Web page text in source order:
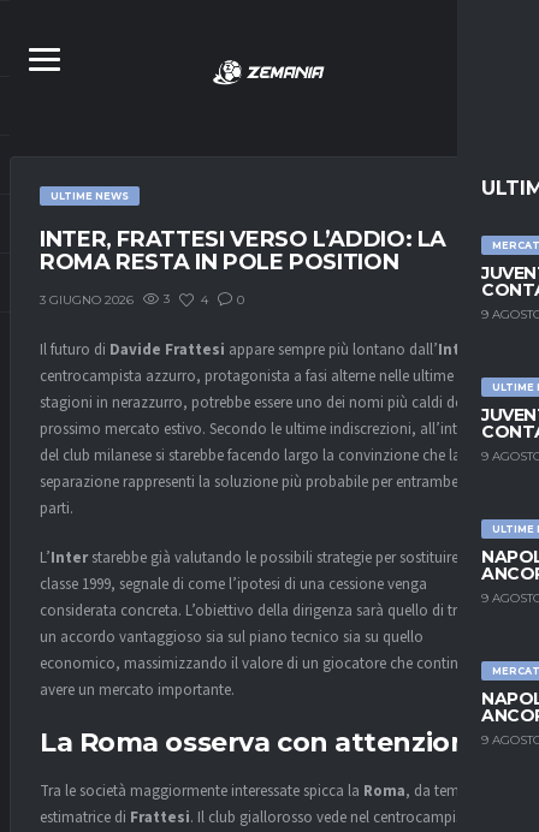
9
ULTIME
9
ULTIME
9
9
ULTIME NEWS
INTER, FRATTESI VERSO L’ADDIO: LA
ROMA RESTA IN POLE POSITION
3 GIUGNO 2026 3 4 0
Il futuro di Davide Frattesi appare sempre più lontano dall’Inter
centrocampista azzurro, protagonista a fasi alterne nelle ultime
stagioni in nerazzurro, potrebbe essere uno dei nomi più caldi del
prossimo mercato estivo. Secondo le ultime indiscrezioni, all’interno
del club milanese si starebbe facendo largo la convinzione che la
separazione rappresenti la soluzione più probabile per entrambe le
parti.
L’Interstarebbe già valutando le possibili strategie per sostituire il
classe 1999, segnale di come l’ipotesi di una cessione venga
considerata concreta. L’obiettivo della dirigenza sarà quello di trovare
un accordo vantaggioso sia sul piano tecnico sia su quello
economico, massimizzando il valore di un giocatore che continua ad
avere un mercato importante.
La Roma osserva con attenzione
Tra le società maggiormente interessate spicca la Roma, da tempo
estimatrice di Frattesi. Il club giallorosso vede nel centrocampista un